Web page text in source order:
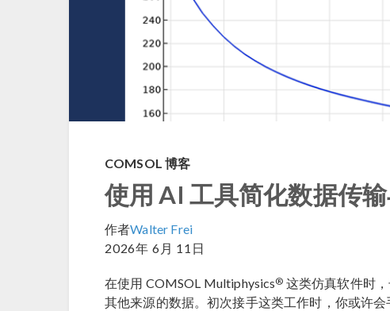
COMSOL 博客
使用 AI 工具简化数据传
作者Walter Frei
2026年 6月 11日
在使用 COMSOL Multiphysics® 这类仿真软件时
其他来源的数据。初次接手这类工作时，你或许